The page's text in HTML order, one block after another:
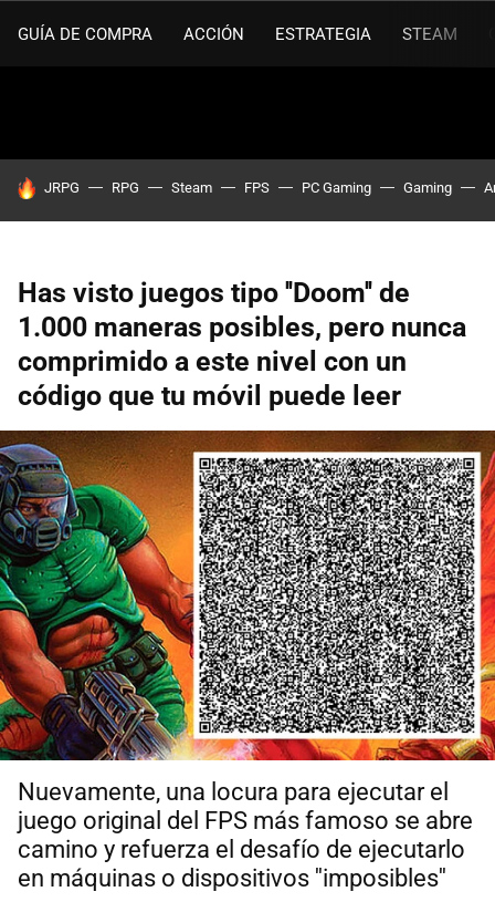
GUÍA DE COMPRA ACCIÓN ESTRATEGIA STEAM
HOY SE HABLA DE
JRPG RPG Steam FPS PC Gaming Gaming
Has visto juegos tipo ''Doom'' de
1.000 maneras posibles, pero nunca
comprimido a este nivel con un
código que tu móvil puede leer
Nuevamente, una locura para ejecutar el
juego original del FPS más famoso se abre
camino y refuerza el desafío de ejecutarlo
en máquinas o dispositivos ''imposibles''